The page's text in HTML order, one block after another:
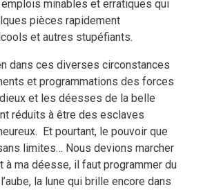
minables et erratiques qui
pièces rapidement
et autres stupéfiants.
dans ces diverses circonstances
et programmations des forces
et les déesses de la belle
réduits à être des esclaves
Et pourtant, le pouvoir que
limites… Nous devions marcher
à ma déesse, il faut programmer du
la lune qui brille encore dans